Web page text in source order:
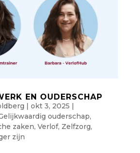
EN OUDERSCHAP
| okt 3, 2025 |
ouderschap,
zaken, Verlof, Zelfzorg,
zijn